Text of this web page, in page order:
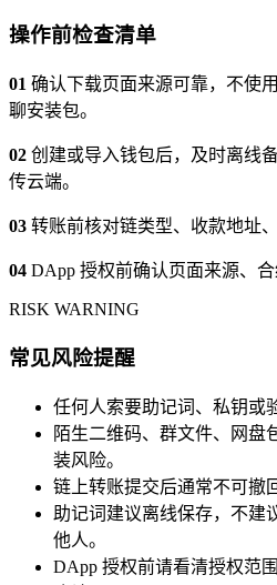
操作前检查清单
01 确认下载页面来源可靠，不使
聊安装包。
02 创建或导入钱包后，及时离线
传云端。
03 转账前核对链类型、收款地址
04 DApp 授权前确认页面来源、合
RISK WARNING
常见风险提醒
任何人索要助记词、私钥或
陌生二维码、群文件、网盘
装风险。
链上转账提交后通常不可撤
助记词建议离线保存，不建
他人。
DApp 授权前请看清授权范